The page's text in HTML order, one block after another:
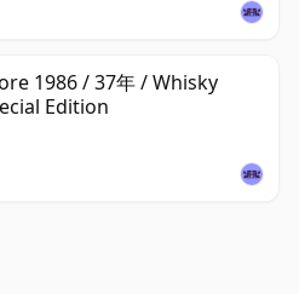
1986 / 37年 / Whisky
Edition